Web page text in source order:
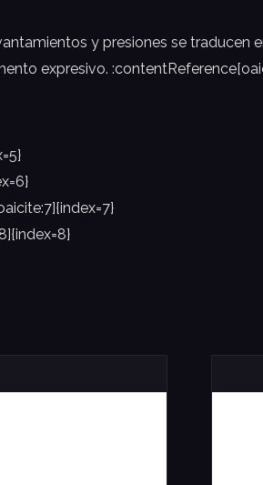
y presiones se traducen
expresivo.